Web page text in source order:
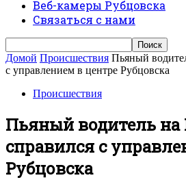
Веб-камеры Рубцовска
Связаться с нами
Домой Происшествия Пьяный
с управлением в центре Рубцовска
Происшествия
Пьяный водитель
справился с
Рубцовска